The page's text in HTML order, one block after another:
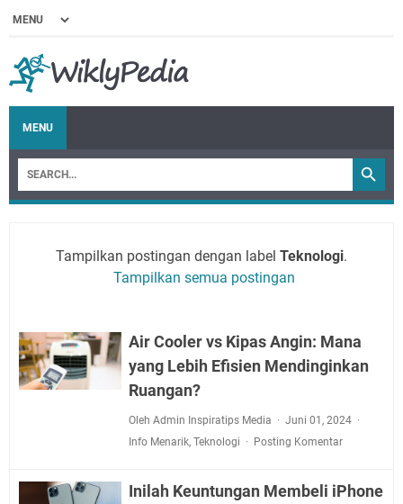
MENU
Tampilkan postingan dengan label Teknologi.
Tampilkan semua postingan
Air Cooler vs Kipas Angin: Mana
yang Lebih Efisien Mendinginkan
Ruangan?
Oleh Admin Inspiratips Media
Juni 01, 2024
Info Menarik, Teknologi Posting Komentar
Inilah Keuntungan Membeli iPhone